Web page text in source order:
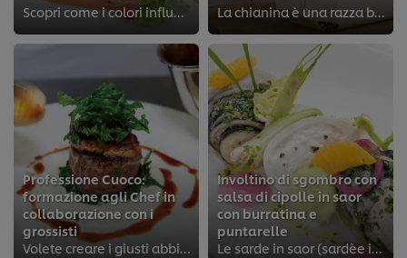
Scopri come i colori influenzano l’appetito dei tuoi ospiti La chianina è una razza bovina italiana un tempo utilizzata come forza motrice e ora allevata esclusivamente per la produzione ...
Professione Cuoco:
formazione agli Chef in
collaborazione con i
grossisti
Volete creare i giusti abbinamenti e presentare al meglio i vostri piatti sia dolci che salati?
Involtino di sgombro con
salsa di cipolle in saor
con burratina e
puntarelle
Le sarde in saor (sardèe in saór) sono un antipasto a base di sarde condite con cipolle in agrodolce tipico della cucina venezi...